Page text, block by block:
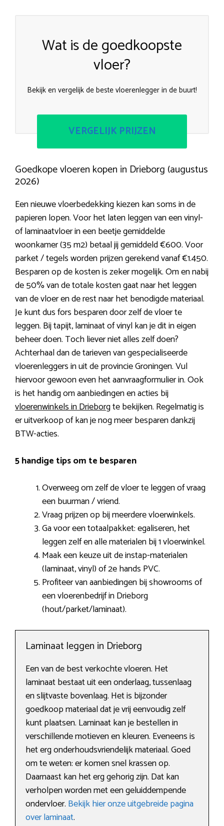
Wat is de goedkoopste
vloer?
Bekijk en vergelijk de beste vloerenlegger in de buurt!
VERGELIJK PRIJZEN
Goedkope vloeren kopen in Drieborg (augustus
2026)
Een nieuwe vloerbedekking kiezen kan soms in de
papieren lopen. Voor het laten leggen van een vinyl-
of laminaatvloer in een beetje gemiddelde
woonkamer (35 m2) betaal jij gemiddeld €600. Voor
parket / tegels worden prijzen gerekend vanaf €1.450.
Besparen op de kosten is zeker mogelijk. Om en nabij
de 50% van de totale kosten gaat naar het leggen
van de vloer en de rest naar het benodigde materiaal.
Je kunt dus fors besparen door zelf de vloer te
leggen. Bij tapijt, laminaat of vinyl kan je dit in eigen
beheer doen. Toch liever niet alles zelf doen?
Achterhaal dan de tarieven van gespecialiseerde
vloerenleggers in uit de provincie Groningen. Vul
hiervoor gewoon even het aanvraagformulier in. Ook
is het handig om aanbiedingen en acties bij
vloerenwinkels in Drieborgte bekijken. Regelmatig is
er uitverkoop of kan je nog meer besparen dankzij
BTW-acties.
5 handige tips om te besparen
Overweeg om zelf de vloer te leggen of vraag
een buurman / vriend.
Vraag prijzen op bij meerdere vloerwinkels.
Ga voor een totaalpakket: egaliseren, het
leggen zelf en alle materialen bij 1 vloerwinkel.
Maak een keuze uit de instap-materialen
(laminaat, vinyl) of 2e hands PVC.
Profiteer van aanbiedingen bij showrooms of
een vloerenbedrijf in Drieborg
(hout/parket/laminaat).
Laminaat leggen in Drieborg
Een van de best verkochte vloeren. Het
laminaat bestaat uit een onderlaag, tussenlaag
en slijtvaste bovenlaag. Het is bijzonder
goedkoop materiaal dat je vrij eenvoudig zelf
kunt plaatsen. Laminaat kan je bestellen in
verschillende motieven en kleuren. Eveneens is
het erg onderhoudsvriendelijk materiaal. Goed
om te weten: er komen snel krassen op.
Daarnaast kan het erg gehorig zijn. Dat kan
verholpen worden met een geluiddempende
ondervloer. Bekijk hier onze uitgebreide pagina
over laminaat.